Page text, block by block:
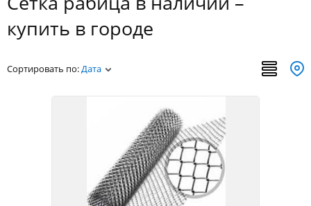
купить в городе
Сортировать по:Дата